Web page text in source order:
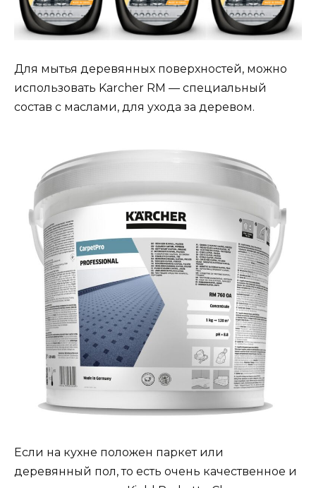
Для мытья деревянных поверхностей, можно
использовать Karcher RM — специальный
состав с маслами, для ухода за деревом.
Если на кухне положен паркет или
деревянный пол, то есть очень качественное и